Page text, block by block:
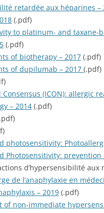
retardée aux héparines –
(.pdf)
to platinum- and taxane-
(.pdf)
of biotherapy – 2017 (.pdf)
of dupilumab – 2017 (.pdf)
(ICON): allergic
– 2014 (.pdf)
photosensitivity:
Photosensitivity:
d’hypersensibilité aux
de l’anaphylaxie en
– 2019 (.pdf)
of non-immediate